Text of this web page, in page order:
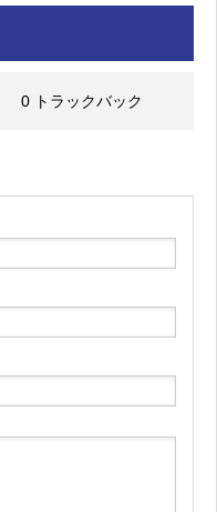
0 トラックバック